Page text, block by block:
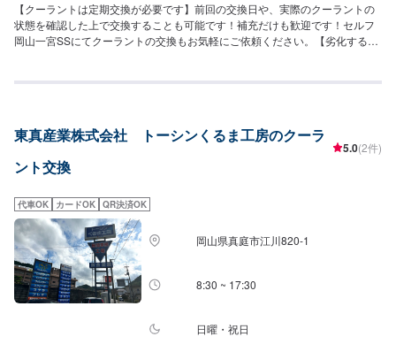
【クーラントは定期交換が必要です】前回の交換日や、実際のクーラントの
状態を確認した上で交換することも可能です！補充だけも歓迎です！セルフ
岡山一宮SSにてクーラントの交換もお気軽にご依頼ください。【劣化すると
はまずご予約の上ご来店くださいませ！
東真産業株式会社 トーシンくるま工房のクーラ
ント交換
5.0(2件)
代車OK カードOK QR決済OK
岡山県真庭市江川820-1
8:30 ~ 17:30
日曜・祝日